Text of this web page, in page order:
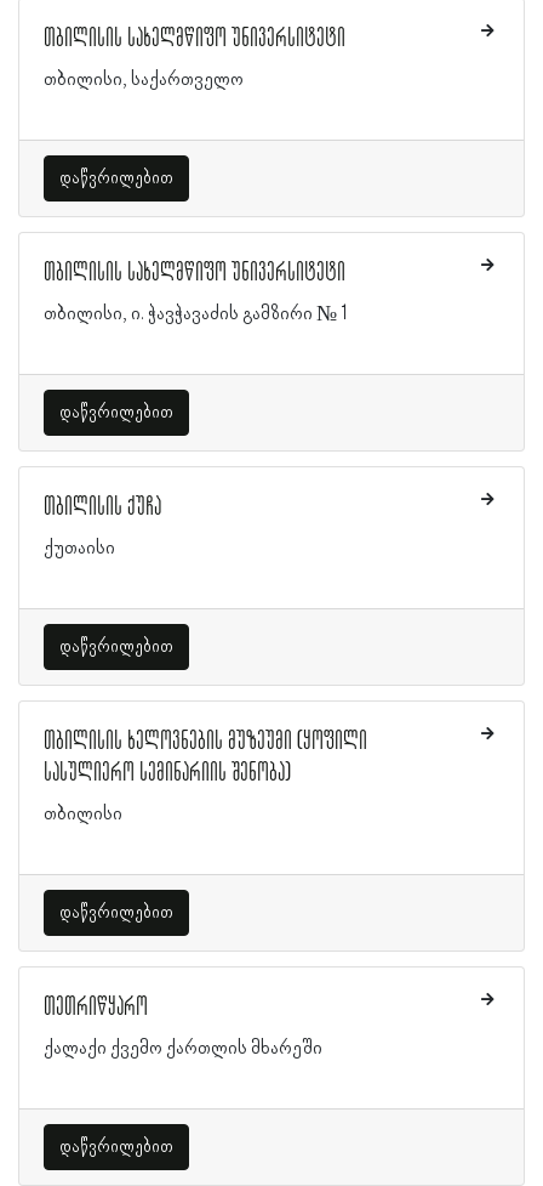
თბილისის სახელმწიფო უნივერსიტეტი
თბილისი, საქართველო
დაწვრილებით
თბილისის სახელმწიფო უნივერსიტეტი
თბილისი, ი. ჭავჭავაძის გამზირი № 1
დაწვრილებით
თბილისის ქუჩა
ქუთაისი
დაწვრილებით
თბილისის ხელოვნების მუზეუმი (ყოფილი
სასულიერო სემინარიის შენობა)
თბილისი
დაწვრილებით
თეთრიწყარო
ქალაქი ქვემო ქართლის მხარეში
დაწვრილებით